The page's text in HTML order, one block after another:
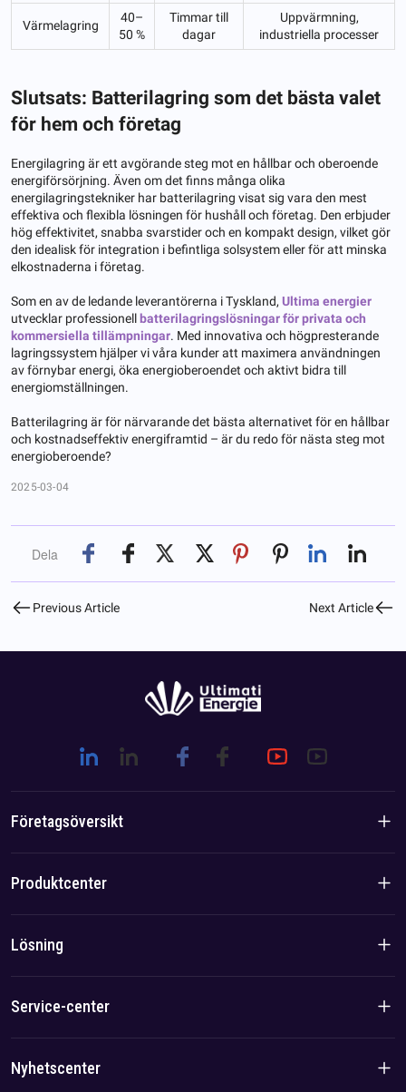
Värmelagring
40–
50 %
Timmar till
dagar
Uppvärmning,
industriella processer
Slutsats: Batterilagring som det bästa valet
för hem och företag
Energilagring är ett avgörande steg mot en hållbar och oberoende
energiförsörjning. Även om det finns många olika
energilagringstekniker har batterilagring visat sig vara den mest
effektiva och flexibla lösningen för hushåll och företag. Den erbjuder
hög effektivitet, snabba svarstider och en kompakt design, vilket gör
den idealisk för integration i befintliga solsystem eller för att minska
elkostnaderna i företag.
Som en av de ledande leverantörerna i Tyskland, Ultima energier
utvecklar professionell batterilagringslösningar för privata och
kommersiella tillämpningar. Med innovativa och högpresterande
lagringssystem hjälper vi våra kunder att maximera användningen
av förnybar energi, öka energioberoendet och aktivt bidra till
energiomställningen.
Batterilagring är för närvarande det bästa alternativet för en hållbar
och kostnadseffektiv energiframtid – är du redo för nästa steg mot
energioberoende?
2025-03-04
Dela
Previous Article Next Article
Företagsöversikt
Företagsintroduktion
Team/Lokal fördel
Produktcenter
Bostadsprodukter
Lösning
Lösning
Service-center
Sekretesspolicy
Nyhetscenter